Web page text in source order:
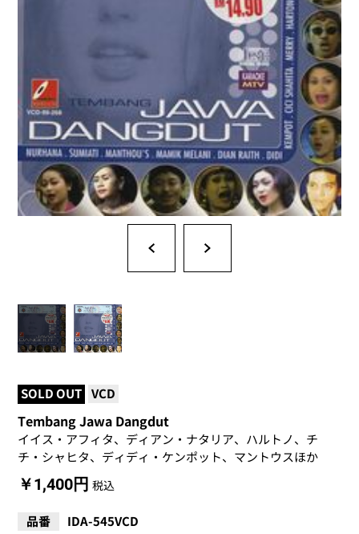
SOLD OUT VCD
Tembang Jawa Dangdut
イイス・アフィタ、ディアン・ナタリア、ハルトノ、チ
チ・シャヒタ、ディディ・ケンポット、マントウスほか
￥1,400円 税込
品番
IDA-545VCD